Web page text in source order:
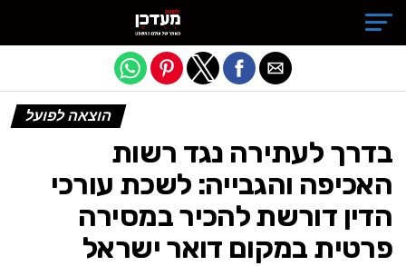
הוצאה לפועל
בדרך לעתירה נגד רשות
האכיפה והגבייה: לשכת עורכי
הדין דורשת להכיר במסירה
פרטית במקום דואר ישראל
Exit mobile version